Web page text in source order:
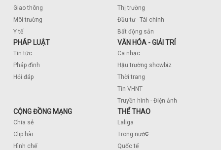
Giao thông
Môi trường
Y tế
Thị trường
Đầu tư - Tài chính
Bất động sản
PHÁP LUẬT
Tin tức
Pháp đình
Hỏi đáp
VĂN HÓA - GIẢI TRÍ
Ca nhạc
Hậu trường showbiz
Thời trang
Tin VHNT
Truyền hình - Điện ảnh
CỘNG ĐỒNG MẠNG
Chia sẻ
Clip hài
Hình chế
THỂ THAO
Laliga
Trong nước
Quốc tế